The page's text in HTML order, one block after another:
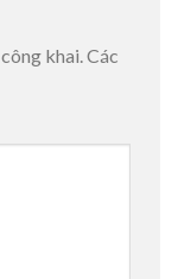
khai. Các